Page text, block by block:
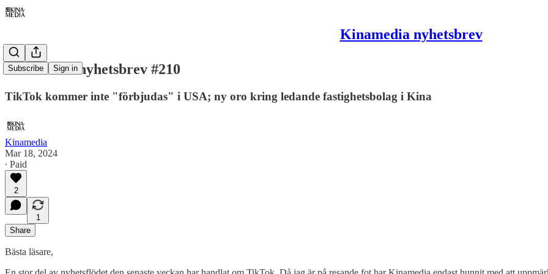
Kinamedia nyhetsbrev
Subscribe Sign in
Kinamedia nyhetsbrev #210
TikTok kommer inte "förbjudas" i USA; ny oro kring ledande fastighetsbolag i Kina
Kinamedia
Mar 18, 2024
∙ Paid
2
1
Share
Bästa läsare,